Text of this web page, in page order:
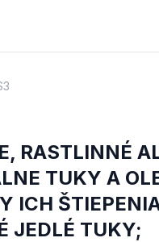
RASTLINNÉ
TUKY A
ICH
JEDLÉ TUKY;